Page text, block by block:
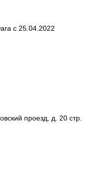
c 25.04.2022
проезд, д. 20 стр.